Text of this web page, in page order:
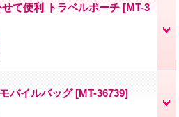
て便利 トラベルポーチ [MT-3
バイルバッグ[MT-36739]